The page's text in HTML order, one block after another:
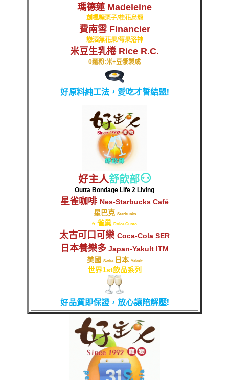
瑪德蓮 Madeleine
創楓糖栗子/桂花烏龍
費南雪 Financier
戀酒無花果/莓果洛神
米豆生乳捲 Rice R.C.
0麵粉:米+豆漿製成
好原料純工法，愛吃才誓結盟!
好主人舒飲部⚇
Outta Bondage Life 2 Living
星雀咖啡 Nes-Starbucks Café
星巴克 Starbucks
ft. 雀巢 Dolce Gusto
太古可口可樂 Coca-Cola SER
日本養樂多 Japan-Yakult ITM
美國
Swire 日本 Yakult
世界1st飲品系列
好品質即保證，放心讓陪解壓!